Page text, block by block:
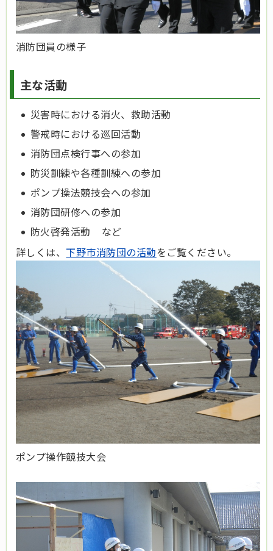
消防団員の様子
主な活動
災害時における消火、救助活動
警戒時における巡回活動
消防団点検行事への参加
防災訓練や各種訓練への参加
ポンプ操法競技会への参加
消防団研修への参加
防火啓発活動 など
詳しくは、下野市消防団の活動をご覧ください。
ポンプ操作競技大会